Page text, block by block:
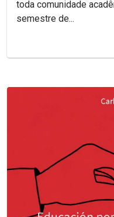
toda comunidade
semestre de...